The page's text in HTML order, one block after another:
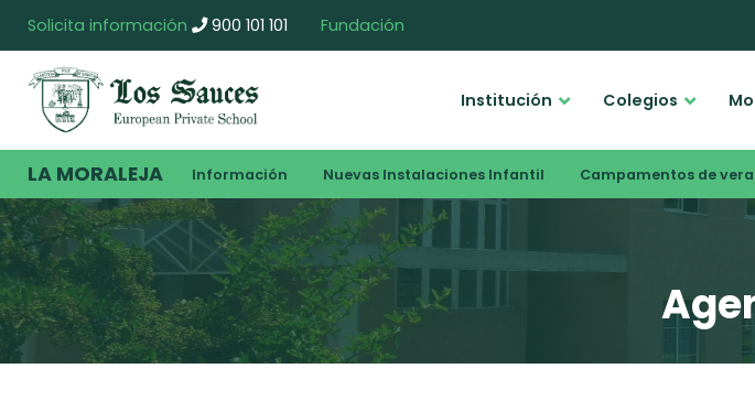
Solicita información 900 101 101 Fundación
Institución Colegios
LA MORALEJA Información Nuevas Instalaciones Infantil Campamentos de